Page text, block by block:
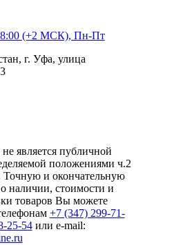
(+2 МСК), Пн-Пт
г. Уфа, улица
является публичной
положениями ч.2
и окончательную
наличии, стоимости и
товаров Вы можете
+7 (347) 299-71-
25-54или e-mail: